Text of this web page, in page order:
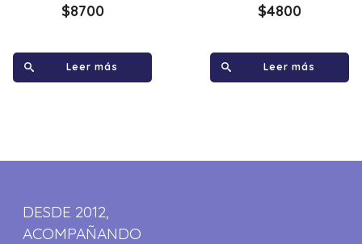
$8700
Leer más
$4800
Leer más
DESDE 2012,
ACOMPAÑANDO